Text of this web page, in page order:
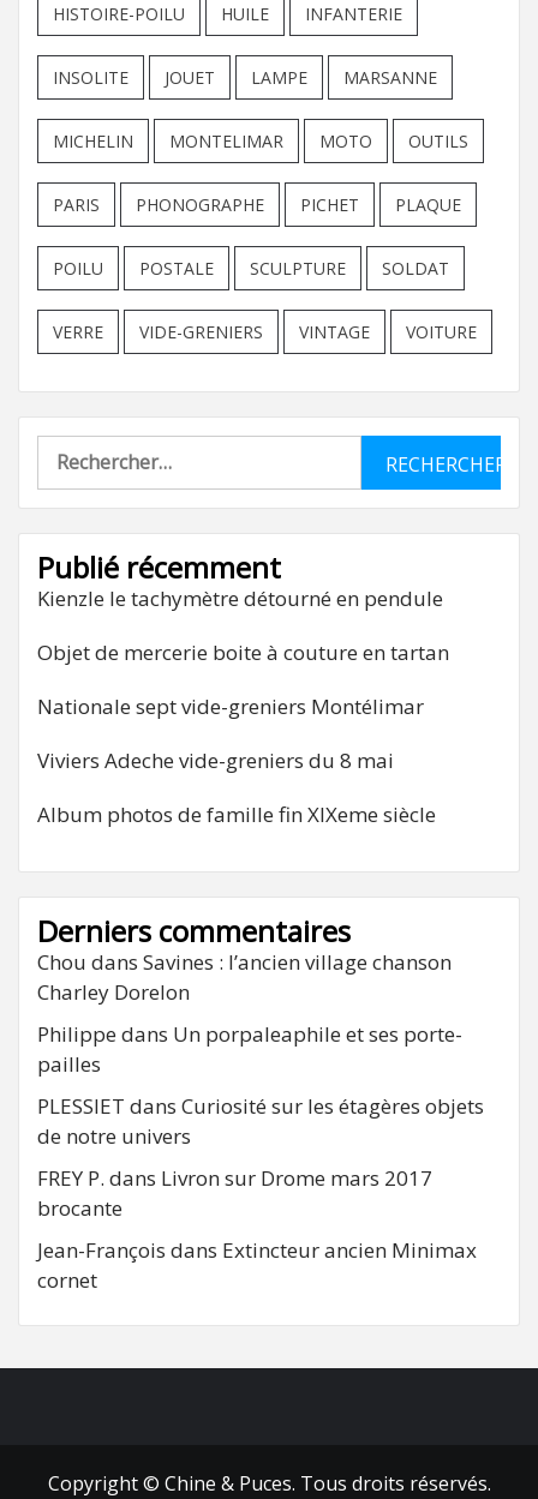
HISTOIRE-POILU HUILE INFANTERIE
INSOLITE JOUET LAMPE MARSANNE
MICHELIN MONTELIMAR MOTO OUTILS
PARIS PHONOGRAPHE PICHET PLAQUE
POILU POSTALE SCULPTURE SOLDAT
VERRE VIDE-GRENIERS VINTAGE VOITURE
Rechercher :
Publié récemment
Kienzle le tachymètre détourné en pendule
Objet de mercerie boite à couture en tartan
Nationale sept vide-greniers Montélimar
Viviers Adeche vide-greniers du 8 mai
Album photos de famille fin XIXeme siècle
Derniers commentaires
Chou dans Savines : l’ancien village chanson
Charley Dorelon
Philippe dans Un porpaleaphile et ses porte-
pailles
PLESSIET dans Curiosité sur les étagères objets
de notre univers
FREY P. dans Livron sur Drome mars 2017
brocante
Jean-François dans Extincteur ancien Minimax
cornet
Copyright © Chine & Puces. Tous droits réservés.